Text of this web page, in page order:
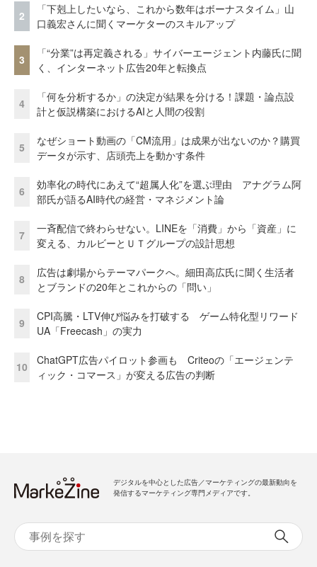
2
「下剋上したいなら、これから数年はボーナスタイム」山
口義宏さんに聞くマーケターのスキルアップ
3
「“分業”は再定義される」サイバーエージェント内藤氏に聞
く、インターネット広告20年と転換点
4
「何を分析するか」の決定が結果を分ける！課題・論点設
計と仮説構築におけるAIと人間の役割
5
なぜショート動画の「CM流用」は成果が出ないのか？購買
データが示す、店頭売上を動かす条件
6
効率化の時代にあえて“超属人化”を選ぶ理由 アナグラム阿
部氏が語るAI時代の経営・マネジメント論
7
一斉配信で終わらせない。LINEを「消費」から「資産」に
変える、カルビーとＵＴグループの設計思想
8
広告は劇場からテーマパークへ。細田高広氏に聞く生活者
とブランドの20年とこれからの「問い」
9
CPI高騰・LTV伸び悩みを打破する ゲーム特化型リワード
UA「Freecash」の実力
10
ChatGPT広告パイロット参画も Criteoの「エージェンテ
ィック・コマース」が変える広告の判断
デジタルを中心とした広告／マーケティングの最新動向を
発信するマーケティング専門メディアです。